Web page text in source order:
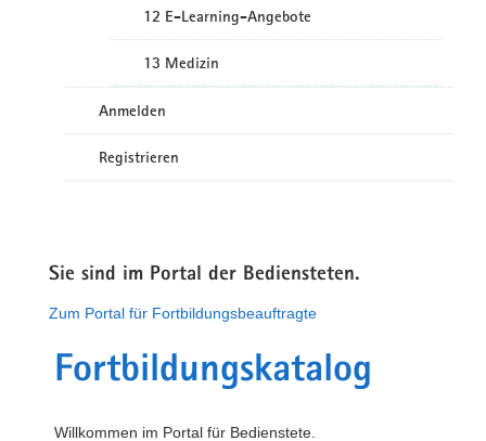
12 E-Learning-Angebote
13 Medizin
Anmelden
Registrieren
Sie sind im Portal der Bediensteten.
Zum Portal für Fortbildungsbeauftragte
Fortbildungskatalog
Willkommen im Portal für Bedienstete.